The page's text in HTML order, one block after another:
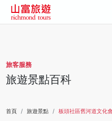
旅客服務
旅遊景點百科
首頁 旅遊景點 板頭社區舊河道文化